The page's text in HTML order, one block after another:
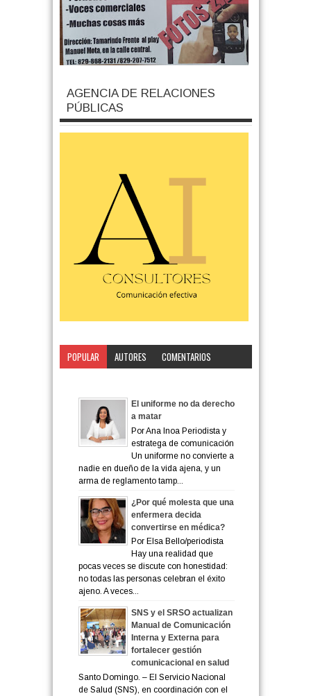
AGENCIA DE RELACIONES
PÚBLICAS
POPULAR AUTORES
COMENTARIOS
El uniforme no da derecho
a matar
Por Ana Inoa Periodista y
estratega de comunicación
Un uniforme no convierte a
nadie en dueño de la vida ajena, y un
arma de reglamento tamp...
¿Por qué molesta que una
enfermera decida
convertirse en médica?
Por Elsa Bello/periodista
Hay una realidad que
pocas veces se discute con honestidad:
no todas las personas celebran el éxito
ajeno. A veces...
SNS y el SRSO actualizan
Manual de Comunicación
Interna y Externa para
fortalecer gestión
comunicacional en salud
Santo Domingo. – El Servicio Nacional
de Salud (SNS), en coordinación con el